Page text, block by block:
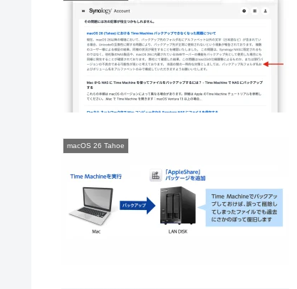
macOS 26 Tahoe